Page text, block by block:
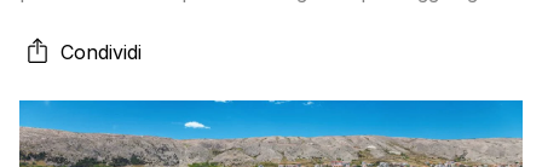
nel frattempo in isolamento fiduciario domiciliare
Condividi